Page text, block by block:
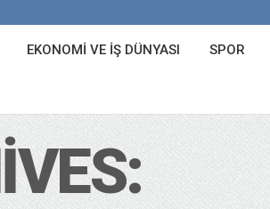
EKONOMI VE İŞ DÜNYASI SPOR